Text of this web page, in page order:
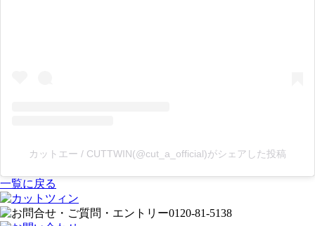
カットエー / CUTTWIN(@cut_a_official)がシェアした投稿
一覧に戻る